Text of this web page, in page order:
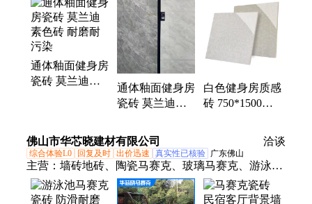
克
通体釉面健身房
瓷砖 莫兰迪素
通体釉面健身房
瓷砖 莫兰迪素
染
白色健身房质感
砖 750*1500瓷
佛山市华芯晓建材有限公司 洽谈
综合体验L0 回复及时 出价迅速 真实性已核验 广东佛山
主营： 墙砖地砖、陶瓷马赛克、玻璃马赛克、游泳池
马赛克、泳池马赛克拼图、马赛克拼花、马赛克海豚